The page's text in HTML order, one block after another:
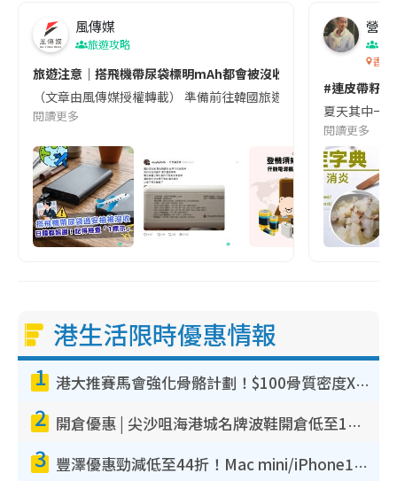
風傳媒
旅遊攻略
旅遊注意｜搭飛機帶尿袋標明mAh都會被沒收😱出發前切記檢查
（文章由風傳媒授權轉載） 準備前往韓國旅遊的民眾，近期要
閱讀更多
營養
香港
#連皮帶籽
夏天其中一
閱讀更多
港生活限時優惠情報
1 港大推賽馬會強化骨骼計劃！$100骨質密度X光檢查 完成免費運動訓練送超市禮券！附參加資格
2 開倉優惠 | 尖沙咀海港城名牌波鞋開倉低至1折！On鞋$899起／Joy&Peace鞋履$98起
3 豐澤優惠勁減低至44折！Mac mini/iPhone17Pro大減價！廚房家電$220起